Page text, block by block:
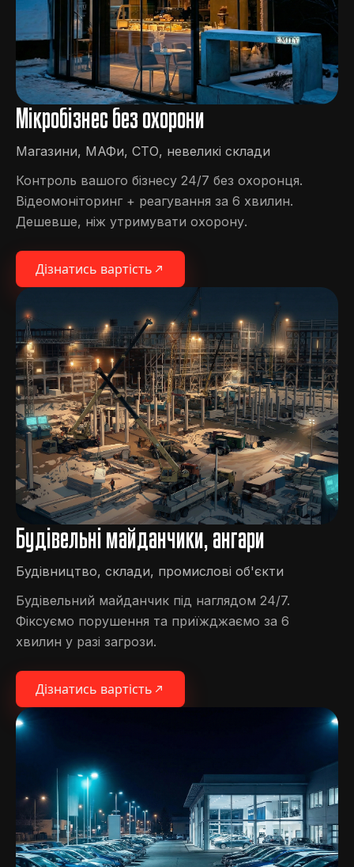
Мікробізнес без охорони
Магазини, МАФи, СТО, невеликі склади
Контроль вашого бізнесу 24/7 без охоронця.
Відеомоніторинг + реагування за 6 хвилин.
Дешевше, ніж утримувати охорону.
Дізнатись вартість
Будівельні майданчики, ангари
Будівництво, склади, промислові об'єкти
Будівельний майданчик під наглядом 24/7.
Фіксуємо порушення та приїжджаємо за 6
хвилин у разі загрози.
Дізнатись вартість